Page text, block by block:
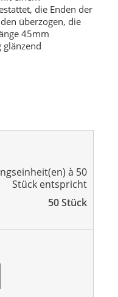
die Enden der
überzogen, die
45mm
à 50
Stück entspricht
50Stück